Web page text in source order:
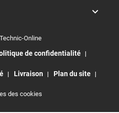

Online
de confidentialité
Livraison Plan du site
des cookies